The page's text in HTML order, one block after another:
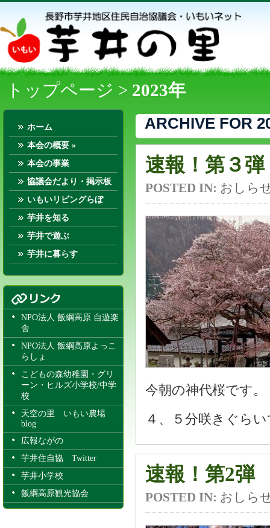
トップページ > 2023年
ホーム
本会の概要 »
本会の事業
協議会だより・掲示板
いもいリビングらぼ
芋井を知る
芋井で遊ぶ
芋井に暮らす
NPO法人 飯綱高原 自遊楽
舎
NPO法人 飯綱高原よっこ
らしょ
こどもの森幼稚園・グリ
ーン・ヒルズ小学校/中学
校
天空の里 いもい農場
blog
広報ながの
芋井住自協 Twitter
芋井小学校
飯綱高原観光協会
ARCHIVE FOR
速報！第３
POSTED IN: おしら
今朝の神代桜です。
４、５分咲きぐら
速報！第2弾
POSTED IN: おしら